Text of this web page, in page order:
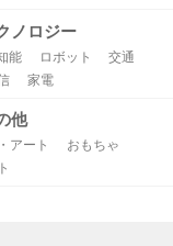
ノロジー
能 ロボット
交通
家電
他
アート
おもちゃ